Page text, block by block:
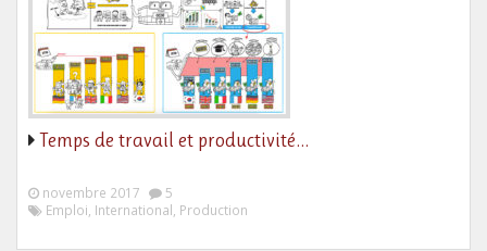
Temps de travail et productivité…
novembre 2017
5
Emploi, International, Production